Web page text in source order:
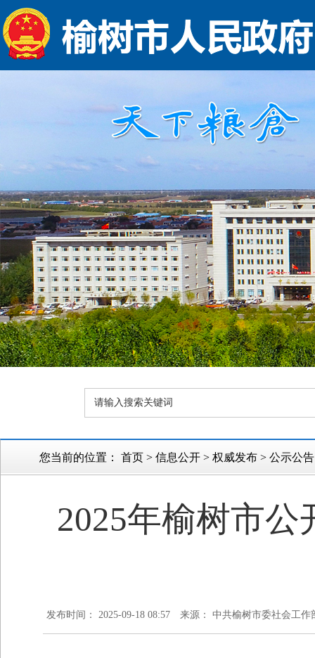
您当前的位置： 首页 > 信息公开 > 权威发布 > 公示公告
2025年榆树市
发布时间： 2025-09-18 08:57 来源： 中共榆树市委社会工作